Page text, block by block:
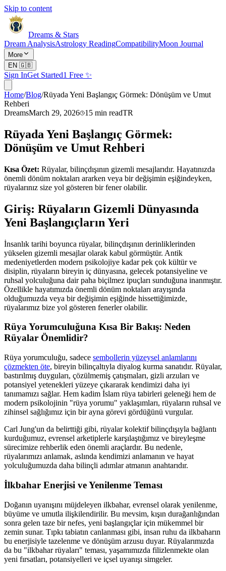
Skip to content
Dreams & Stars
Dream AnalysisAstrology ReadingCompatibilityMoon Journal
More
EN 🇬🇧
Sign InGet Started1 Free ✨
Home/Blog/Rüyada Yeni Başlangıç Görmek: Dönüşüm ve Umut
Rehberi
DreamsMarch 29, 2026 15 min readTR
Rüyada Yeni Başlangıç Görmek:
Dönüşüm ve Umut Rehberi
Kısa Özet: Rüyalar, bilinçdışının gizemli mesajlarıdır. Hayatınızda
önemli dönüm noktaları ararken veya bir değişimin eşiğindeyken,
rüyalarınız size yol gösteren bir fener olabilir.
Giriş: Rüyaların Gizemli Dünyasında
Yeni Başlangıçların Yeri
İnsanlık tarihi boyunca rüyalar, bilinçdışının derinliklerinden
yükselen gizemli mesajlar olarak kabul görmüştür. Antik
medeniyetlerden modern psikolojiye kadar pek çok kültür ve
disiplin, rüyaların bireyin iç dünyasına, gelecek potansiyeline ve
ruhsal yolculuğuna dair paha biçilmez ipuçları sunduğuna inanmıştır.
Özellikle hayatımızda önemli dönüm noktaları arayışında
olduğumuzda veya bir değişimin eşiğinde hissettiğimizde,
rüyalarımız bize yol gösteren fenerler olabilir.
Rüya Yorumculuğuna Kısa Bir Bakış: Neden
Rüyalar Önemlidir?
Rüya yorumculuğu, sadece sembollerin yüzeysel anlamlarını
çözmekten öte, bireyin bilinçaltıyla diyalog kurma sanatıdır. Rüyalar,
bastırılmış duyguları, çözülmemiş çatışmaları, gizli arzuları ve
potansiyel yetenekleri yüzeye çıkararak kendimizi daha iyi
tanımamızı sağlar. Hem kadim İslam rüya tabirleri geleneği hem de
modern psikolojinin "rüya yorumu" yaklaşımları, rüyaların ruhsal ve
zihinsel sağlığımız için bir ayna görevi gördüğünü vurgular.
Carl Jung'un da belirttiği gibi, rüyalar kolektif bilinçdışıyla bağlantı
kurduğumuz, evrensel arketiplerle karşılaştığımız ve bireyleşme
sürecimize rehberlik eden önemli araçlardır. Bu nedenle,
rüyalarımızı anlamak, aslında kendimizi anlamanın ve hayat
yolculuğumuzda daha bilinçli adımlar atmanın anahtarıdır.
İlkbahar Enerjisi ve Yenilenme Teması
Doğanın uyanışını müjdeleyen ilkbahar, evrensel olarak yenilenme,
büyüme ve umutla ilişkilendirilir. Bu mevsim, kışın durağanlığından
sonra gelen taze bir nefes, yeni başlangıçlar için mükemmel bir
zemin sunar. Tıpkı tabiatın canlanması gibi, insan ruhu da ilkbaharın
bu enerjisiyle tazelenme ve dönüşüm arzusu duyar. Rüyalarımızda
da bu "ilkbahar rüyaları" teması, yaşamımızda filizlenmekte olan
yeni fırsatları, potansiyelleri ve içsel uyanışı simgeler.